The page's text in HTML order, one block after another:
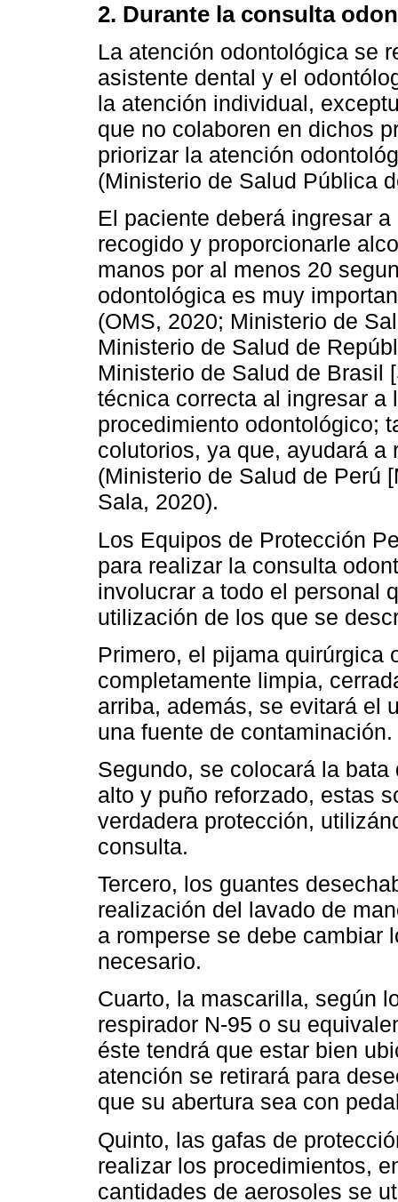
2. Durante la consulta
La atención odontológica se
asistente dental y el
la atención individual,
que no colaboren en dichos
priorizar la atención
(Ministerio de Salud Pública
El paciente deberá ingresar
recogido y proporcionarle
manos por al menos 20
odontológica es muy
(OMS, 2020; Ministerio de
Ministerio de Salud de
Ministerio de Salud de Brasil
técnica correcta al ingresar
procedimiento odontológico;
colutorios, ya que, ayudará
(Ministerio de Salud de Perú
Sala, 2020).
Los Equipos de Protección
para realizar la consulta
involucrar a todo el personal
utilización de los que se
Primero, el pijama quirúrgica
completamente limpia,
arriba, además, se evitará el
una fuente de contaminación.
Segundo, se colocará la
alto y puño reforzado, estas
verdadera protección,
consulta.
Tercero, los guantes
realización del lavado de
a romperse se debe cambiar
necesario.
Cuarto, la mascarilla, según
respirador N-95 o su
éste tendrá que estar bien
atención se retirará para
que su abertura sea con
Quinto, las gafas de
realizar los procedimientos,
cantidades de aerosoles se